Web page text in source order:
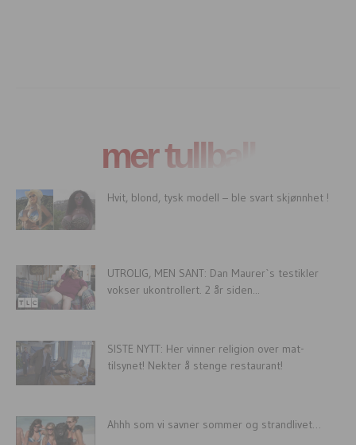
mer tullball
Hvit, blond, tysk modell – ble svart skjønnhet !
UTROLIG, MEN SANT: Dan Maurer`s testikler
vokser ukontrollert. 2 år siden...
SISTE NYTT: Her vinner religion over mat-
tilsynet! Nekter å stenge restaurant!
Ahhh som vi savner sommer og strandlivet…